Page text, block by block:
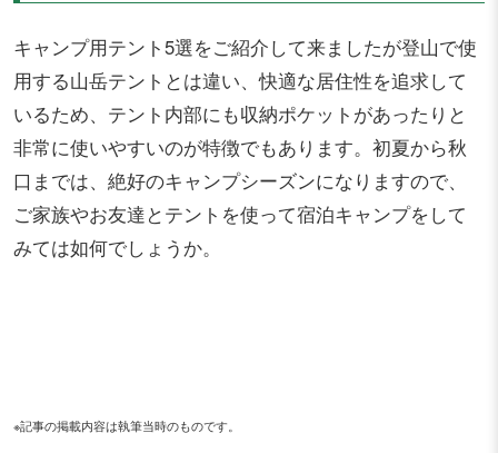
キャンプ用テント5選をご紹介して来ましたが登山で使
用する山岳テントとは違い、快適な居住性を追求して
いるため、テント内部にも収納ポケットがあったりと
非常に使いやすいのが特徴でもあります。初夏から秋
口までは、絶好のキャンプシーズンになりますので、
ご家族やお友達とテントを使って宿泊キャンプをして
みては如何でしょうか。
※記事の掲載内容は執筆当時のものです。